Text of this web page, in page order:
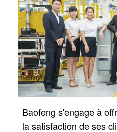
Baofeng s'engage à
la satisfaction de ses